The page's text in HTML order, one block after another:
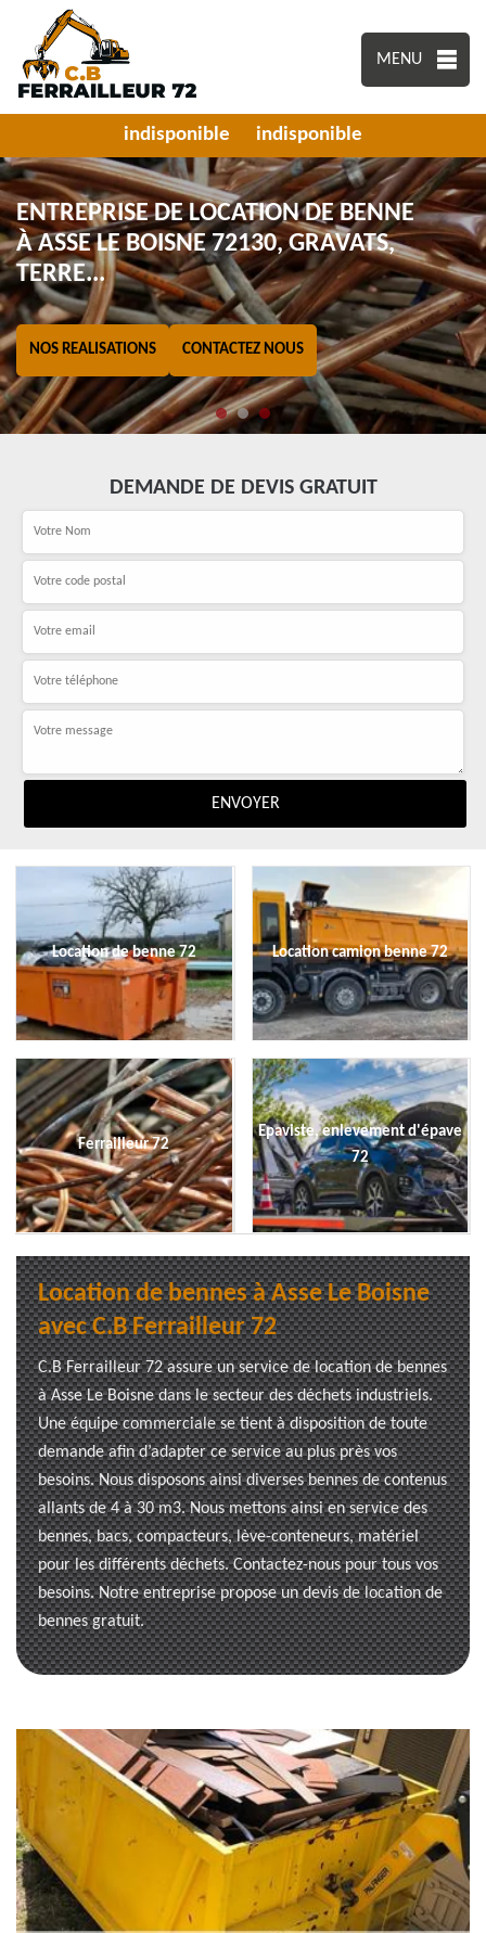
MENU
indisponible indisponible
ENTREPRISE DE LOCATION DE BENNE
À ASSE LE BOISNE 72130, GRAVATS,
TERRE...
NOS REALISATIONS CONTACTEZ NOUS
DEMANDE DE DEVIS GRATUIT
Location de benne 72 Location camion benne 72
Ferrailleur 72
Epaviste, enlevement d'épave
72
Location de bennes à Asse Le Boisne
avec C.B Ferrailleur 72
C.B Ferrailleur 72 assure un service de location de bennes
à Asse Le Boisne dans le secteur des déchets industriels.
Une équipe commerciale se tient à disposition de toute
demande afin d’adapter ce service au plus près vos
besoins. Nous disposons ainsi diverses bennes de contenus
allants de 4 à 30 m3. Nous mettons ainsi en service des
bennes, bacs, compacteurs, lève-conteneurs, matériel
pour les différents déchets. Contactez-nous pour tous vos
besoins. Notre entreprise propose un devis de location de
bennes gratuit.